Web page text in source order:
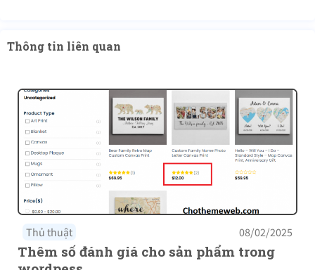
Thông tin liên quan
Thủ thuật 08/02/2025
Thêm số đánh giá cho sản phẩm trong